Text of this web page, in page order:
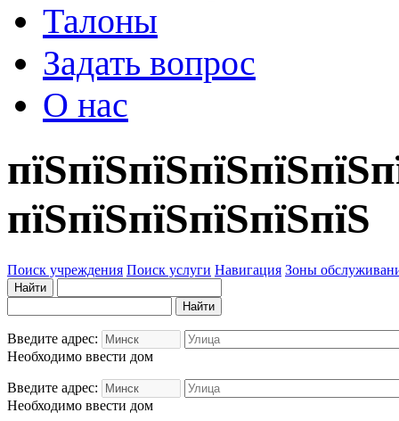
Талоны
Задать вопрос
О нас
пїЅпїЅпїЅпїЅпїЅпїЅ
Поиск учреждения Поиск услуги Навигация Зоны
Введите адрес:
Необходимо ввести дом
Введите адрес:
Необходимо ввести дом